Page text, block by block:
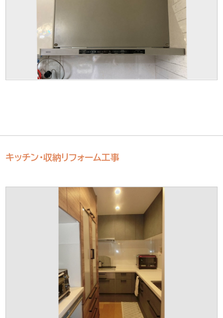
キッチン・収納リフォーム工事